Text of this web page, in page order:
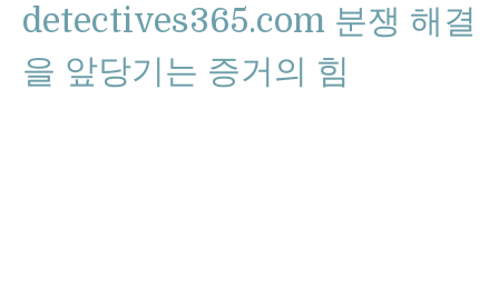
detectives365.com 분쟁 해결
을 앞당기는 증거의 힘